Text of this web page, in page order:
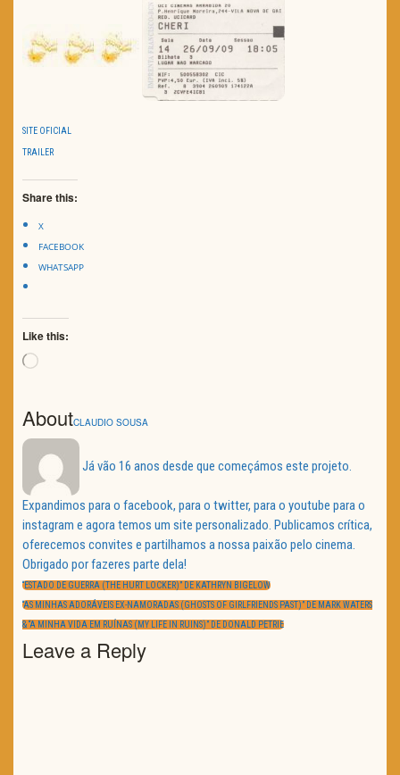
SITE OFICIAL
TRAILER
Share this:
X
FACEBOOK
WHATSAPP
Like this:
Loading…
AboutCLAUDIO SOUSA
Já vão 16 anos desde que começámos este projeto.
Expandimos para o facebook, para o twitter, para o youtube para o
instagram e agora temos um site personalizado. Publicamos crítica,
oferecemos convites e partilhamos a nossa paixão pelo cinema.
Obrigado por fazeres parte dela!
Navegação
de
artigos
PREVIOUS
“ESTADO DE GUERRA (THE HURT LOCKER)” DE KATHRYN BIGELOW
NEXT
“AS MINHAS ADORÁVEIS EX-NAMORADAS (GHOSTS OF GIRLFRIENDS PAST)” DE MARK WATERS
& “A MINHA VIDA EM RUÍNAS (MY LIFE IN RUINS)” DE DONALD PETRIE
Leave a Reply